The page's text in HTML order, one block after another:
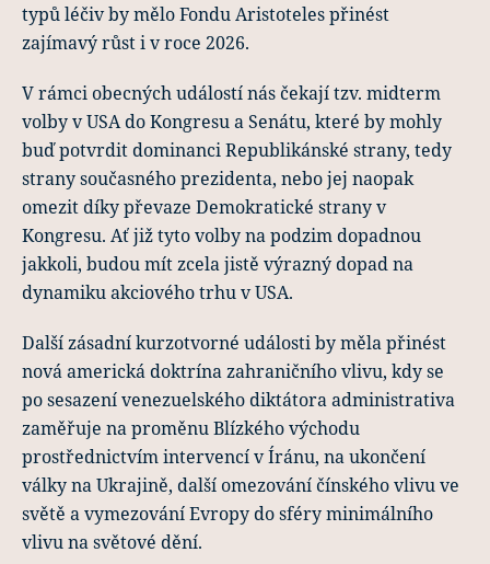
typů léčiv by mělo Fondu Aristoteles přinést
zajímavý růst i v roce 2026.
V rámci obecných událostí nás čekají tzv. midterm
volby v USA do Kongresu a Senátu, které by mohly
buď potvrdit dominanci Republikánské strany, tedy
strany současného prezidenta, nebo jej naopak
omezit díky převaze Demokratické strany v
Kongresu. Ať již tyto volby na podzim dopadnou
jakkoli, budou mít zcela jistě výrazný dopad na
dynamiku akciového trhu v USA.
Další zásadní kurzotvorné události by měla přinést
nová americká doktrína zahraničního vlivu, kdy se
po sesazení venezuelského diktátora administrativa
zaměřuje na proměnu Blízkého východu
prostřednictvím intervencí v Íránu, na ukončení
války na Ukrajině, další omezování čínského vlivu ve
světě a vymezování Evropy do sféry minimálního
vlivu na světové dění.